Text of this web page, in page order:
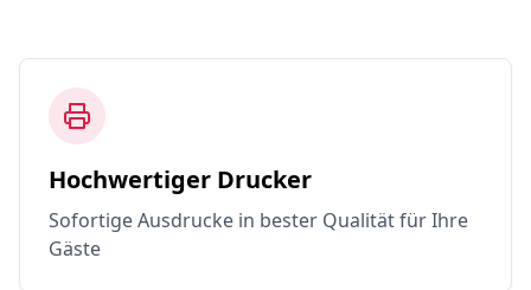
Hochwertiger Drucker
Sofortige Ausdrucke in bester Qualität für Ihre
Gäste